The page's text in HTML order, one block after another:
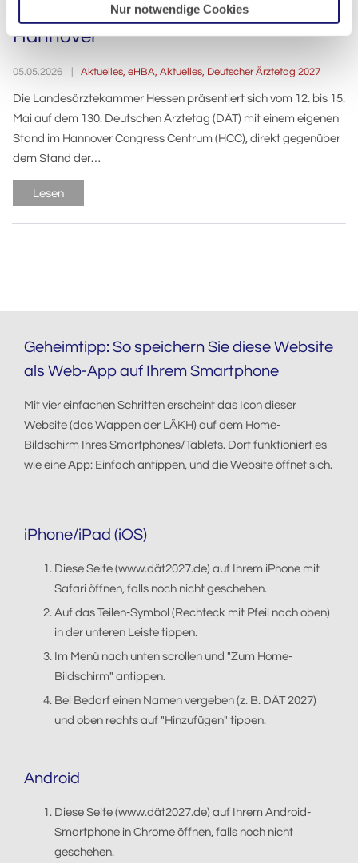
Nur notwendige Cookies
dem Deutschen Ärztetag 2026 in
Hannover
05.05.2026 Aktuelles, eHBA, Aktuelles, Deutscher Ärztetag 2027
Die Landesärztekammer Hessen präsentiert sich vom 12. bis 15.
Mai auf dem 130. Deutschen Ärztetag (DÄT) mit einem eigenen
Stand im Hannover Congress Centrum (HCC), direkt gegenüber
dem Stand der…
Lesen
Geheimtipp: So speichern Sie diese Website
als Web-App auf Ihrem Smartphone
Mit vier einfachen Schritten erscheint das Icon dieser
Website (das Wappen der LÄKH) auf dem Home-
Bildschirm Ihres Smartphones/Tablets. Dort funktioniert es
wie eine App: Einfach antippen, und die Website öffnet sich.
iPhone/iPad (iOS)
Diese Seite (www.dät2027.de) auf Ihrem iPhone mit
Safari öffnen, falls noch nicht geschehen.
Auf das Teilen-Symbol (Rechteck mit Pfeil nach oben)
in der unteren Leiste tippen.
Im Menü nach unten scrollen und "Zum Home-
Bildschirm" antippen.
Bei Bedarf einen Namen vergeben (z. B. DÄT 2027)
und oben rechts auf "Hinzufügen" tippen.
Android
Diese Seite (www.dät2027.de) auf Ihrem Android-
Smartphone in Chrome öffnen, falls noch nicht
geschehen.